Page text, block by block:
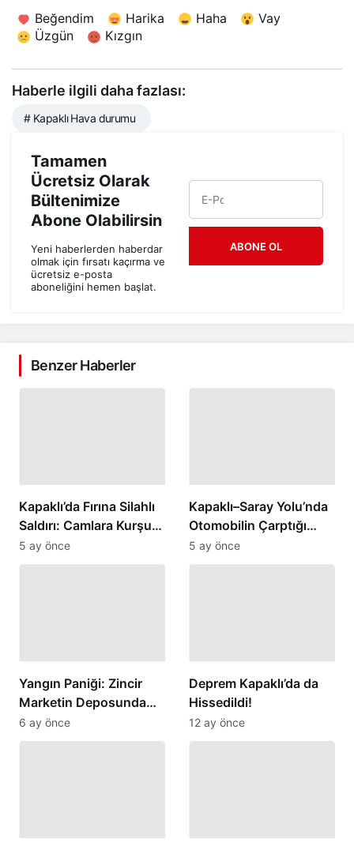
Beğendim Harika Haha
Vay
Üzgün
Kızgın
Haberle ilgili daha fazlası:
# Kapaklı Hava durumu
Tamamen
Ücretsiz Olarak
Bültenimize
Abone Olabilirsin
Yeni haberlerden haberdar
olmak için fırsatı kaçırma ve
ücretsiz e-posta
aboneliğini hemen başlat.
ABONE OL
Benzer Haberler
Kapaklı’da Fırına Silahlı
Saldırı: Camlara Kurşun
İsabet Etti
5 ay önce
Kapaklı–Saray Yolu’nda
Otomobilin Çarptığı
Kadın Yaralandı
5 ay önce
Yangın Paniği: Zincir
Marketin Deposunda
Korku Dolu Anlar
Yaşandı
6 ay önce
Deprem Kapaklı’da da
Hissedildi!
12 ay önce